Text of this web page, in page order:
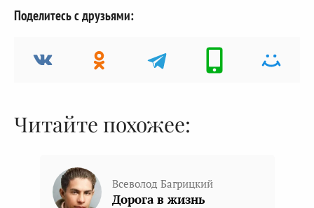
Поделитесь с друзьями:
Читайте похожее:
Всеволод Багрицкий
Дорога в жизнь